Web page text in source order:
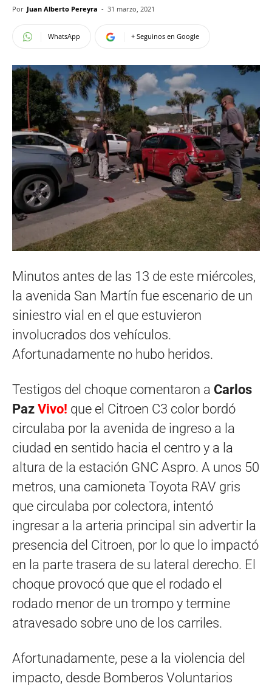
Por Juan Alberto Pereyra - 31 marzo, 2021
WhatsApp + Seguinos en Google
Minutos antes de las 13 de este miércoles,
la avenida San Martín fue escenario de un
siniestro vial en el que estuvieron
involucrados dos vehículos.
Afortunadamente no hubo heridos.
Testigos del choque comentaron a Carlos
Paz Vivo! que el Citroen C3 color bordó
circulaba por la avenida de ingreso a la
ciudad en sentido hacia el centro y a la
altura de la estación GNC Aspro. A unos 50
metros, una camioneta Toyota RAV gris
que circulaba por colectora, intentó
ingresar a la arteria principal sin advertir la
presencia del Citroen, por lo que lo impactó
en la parte trasera de su lateral derecho. El
choque provocó que que el rodado el
rodado menor de un trompo y termine
atravesado sobre uno de los carriles.
Afortunadamente, pese a la violencia del
impacto, desde Bomberos Voluntarios